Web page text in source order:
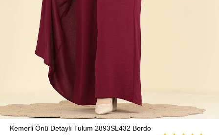
Kemerli Önü Detaylı Tulum 2893SL432 Bordo